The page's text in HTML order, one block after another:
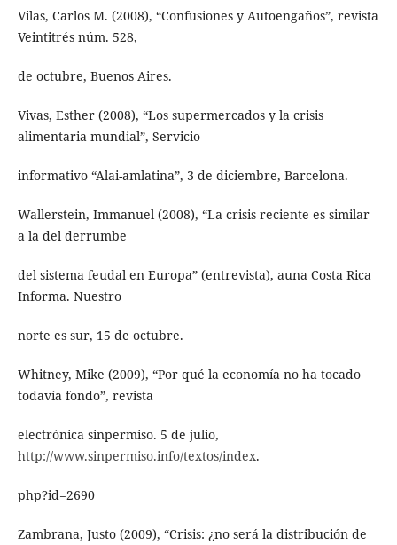
Vilas, Carlos M. (2008), “Confusiones y Autoengaños”, revista
Veintitrés núm. 528,
de octubre, Buenos Aires.
Vivas, Esther (2008), “Los supermercados y la crisis
alimentaria mundial”, Servicio
informativo “Alai-amlatina”, 3 de diciembre, Barcelona.
Wallerstein, Immanuel (2008), “La crisis reciente es similar
a la del derrumbe
del sistema feudal en Europa” (entrevista), auna Costa Rica
Informa. Nuestro
norte es sur, 15 de octubre.
Whitney, Mike (2009), “Por qué la economía no ha tocado
todavía fondo”, revista
electrónica sinpermiso. 5 de julio,
http://www.sinpermiso.info/textos/index.
php?id=2690
Zambrana, Justo (2009), “Crisis: ¿no será la distribución de